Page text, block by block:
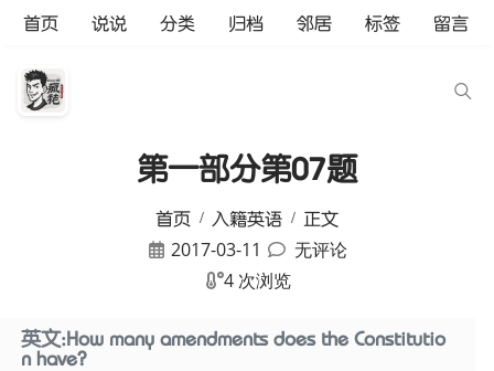
首页 说说 分类 归档 邻居 标签 留言
第一部分第07题
首页 入籍英语 正文
2017-03-11
无评论
4 次浏览
英文:How many amendments does the Constitutio
n have?